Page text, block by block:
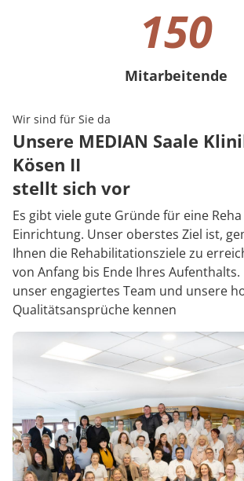
150
Mitarbeitende
Wir sind für Sie da
Unsere MEDIAN Saale
Kösen II
stellt sich vor
Es gibt viele gute Gründe für eine
Einrichtung. Unser oberstes Ziel ist,
Ihnen die Rehabilitationsziele zu
von Anfang bis Ende Ihres Aufenthalts.
unser engagiertes Team und unsere
Qualitätsansprüche kennen